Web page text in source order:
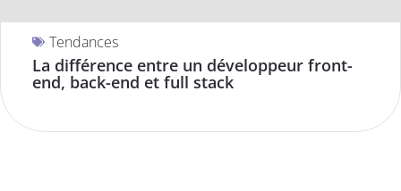
Tendances
La différence entre un développeur front-
end, back-end et full stack